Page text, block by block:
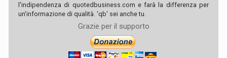
l'indipendenza di quotedbusiness.com e farà la differenza per
un'informazione di qualità. 'qb' sei anche tu.
Grazie per il supporto